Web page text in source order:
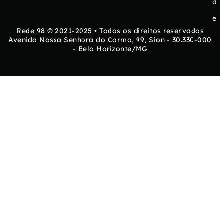
d
e
Rede 98 © 2021-2025 • Todos os direitos reservados
Avenida Nossa Senhora do Carmo, 99, Sion - 30.330-000
- Belo Horizonte/MG